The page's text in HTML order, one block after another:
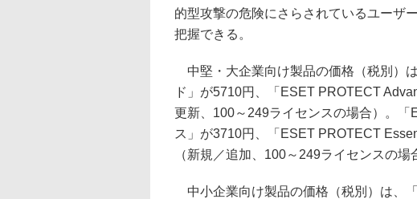
的型攻撃の危険にさらされているユーザ
把握できる。
中堅・大企業向け製品の価格（税別）
ド」が5710円、「ESET PROTECT
更新、100～249ライセンスの場合）。「
ス」が3710円、「ESET PROTECT
（新規／追加、100～249ライセンスの場
中小企業向け製品の価格（税別）は、